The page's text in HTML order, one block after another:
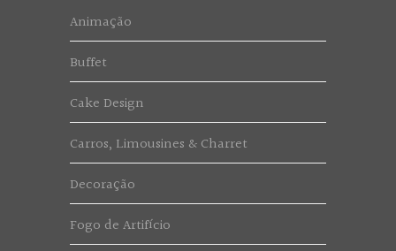
Animação
Buffet
Cake Design
Carros, Limousines & Charret
Decoração
Fogo de Artifício